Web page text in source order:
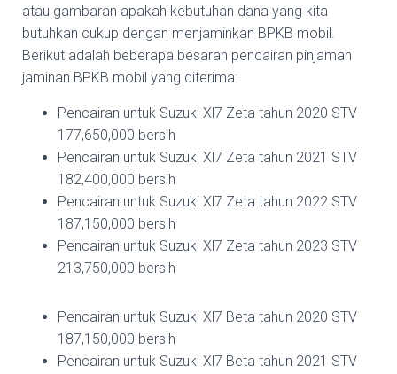
atau gambaran apakah kebutuhan dana yang kita
butuhkan cukup dengan menjaminkan BPKB mobil.
Berikut adalah beberapa besaran pencairan pinjaman
jaminan BPKB mobil yang diterima:
Pencairan untuk Suzuki Xl7 Zeta tahun 2020 STV
177,650,000 bersih
Pencairan untuk Suzuki Xl7 Zeta tahun 2021 STV
182,400,000 bersih
Pencairan untuk Suzuki Xl7 Zeta tahun 2022 STV
187,150,000 bersih
Pencairan untuk Suzuki Xl7 Zeta tahun 2023 STV
213,750,000 bersih
Pencairan untuk Suzuki Xl7 Beta tahun 2020 STV
187,150,000 bersih
Pencairan untuk Suzuki Xl7 Beta tahun 2021 STV